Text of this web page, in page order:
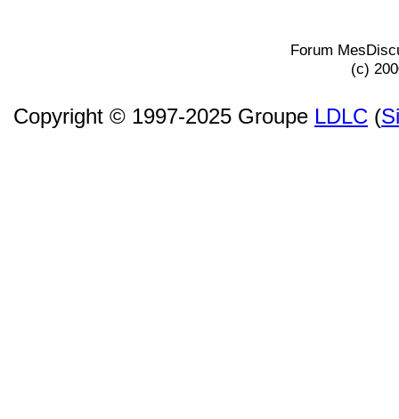
Forum
(c)
Copyright © 1997-2025 Groupe LDLC (